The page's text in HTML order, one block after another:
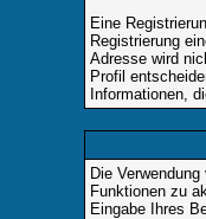
Eine
Registrierung
Adresse wird
Profil
Informationen,
Die
Funktionen zu
Eingabe Ihres